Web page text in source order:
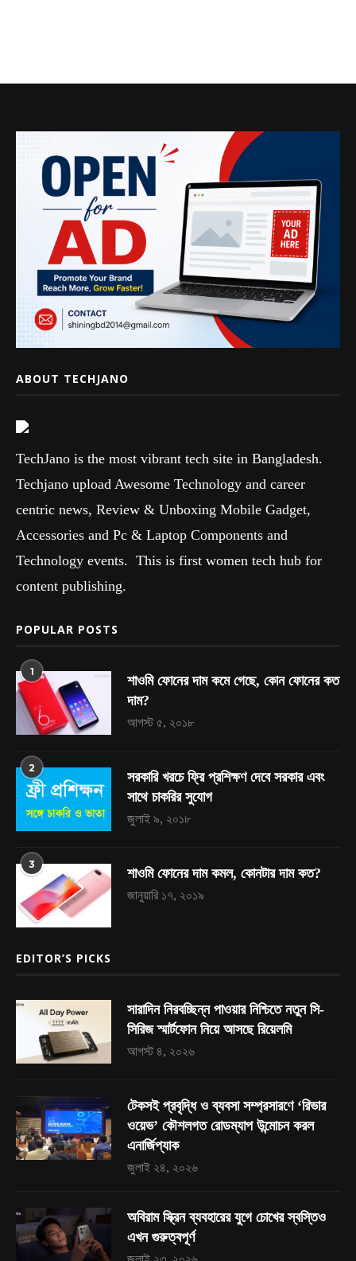
ABOUT TECHJANO
TechJano is the most vibrant tech site in Bangladesh.
Techjano upload Awesome Technology and career
centric news, Review & Unboxing Mobile Gadget,
Accessories and Pc & Laptop Components and
Technology events. This is first women tech hub for
content publishing.
POPULAR POSTS
1
শাওমি ফোনের দাম কমে গেছে, কোন ফোনের কত
দাম?
আগস্ট ৫, ২০১৮
2
সরকারি খরচে ফ্রি প্রশিক্ষণ দেবে সরকার এবং
সাথে চাকরির সুযোগ
জুলাই ৯, ২০১৮
3
শাওমি ফোনের দাম কমল, কোনটার দাম কত?
জানুয়ারি ১৭, ২০১৯
EDITOR’S PICKS
সারাদিন নিরবচ্ছিন্ন পাওয়ার নিশ্চিতে নতুন সি-
সিরিজ স্মার্টফোন নিয়ে আসছে রিয়েলমি
আগস্ট ৪, ২০২৬
টেকসই প্রবৃদ্ধি ও ব্যবসা সম্প্রসারণে ‘রিভার
ওয়েভ’ কৌশলগত রোডম্যাপ উন্মোচন করল
এনার্জিপ্যাক
জুলাই ২৪, ২০২৬
অবিরাম স্ক্রিন ব্যবহারের যুগে চোখের স্বস্তিও
এখন গুরুত্বপূর্ণ